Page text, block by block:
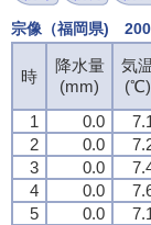
宗像（福岡県)
時
降水量
(mm)
気
(℃)
1
0.0
2
0.0
3
0.0
4
0.0
5
0.0